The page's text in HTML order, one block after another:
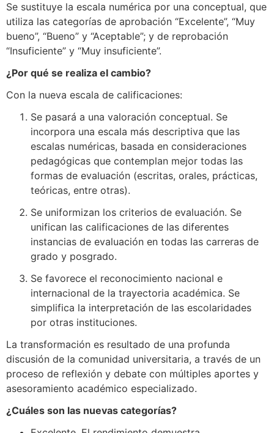
Se sustituye la escala numérica por una conceptual, que
utiliza las categorías de aprobación “Excelente”, “Muy
bueno”, “Bueno” y “Aceptable”; y de reprobación
“Insuficiente” y “Muy insuficiente”.
¿Por qué se realiza el cambio?
Con la nueva escala de calificaciones:
Se pasará a una valoración conceptual. Se
incorpora una escala más descriptiva que las
escalas numéricas, basada en consideraciones
pedagógicas que contemplan mejor todas las
formas de evaluación (escritas, orales, prácticas,
teóricas, entre otras).
Se uniformizan los criterios de evaluación. Se
unifican las calificaciones de las diferentes
instancias de evaluación en todas las carreras de
grado y posgrado.
Se favorece el reconocimiento nacional e
internacional de la trayectoria académica. Se
simplifica la interpretación de las escolaridades
por otras instituciones.
La transformación es resultado de una profunda
discusión de la comunidad universitaria, a través de un
proceso de reflexión y debate con múltiples aportes y
asesoramiento académico especializado.
¿Cuáles son las nuevas categorías?